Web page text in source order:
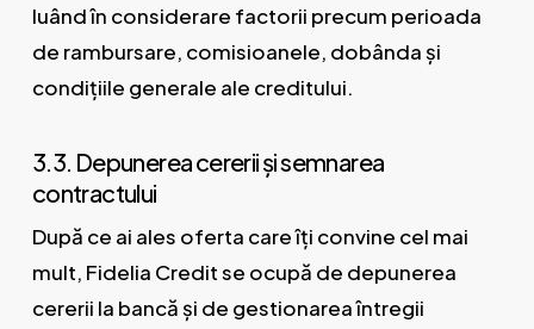
luând în considerare factorii precum perioada
de rambursare, comisioanele, dobânda și
condițiile generale ale creditului.
3.3. Depunerea cererii și semnarea
contractului
După ce ai ales oferta care îți convine cel mai
mult, Fidelia Credit se ocupă de depunerea
cererii la bancă și de gestionarea întregii